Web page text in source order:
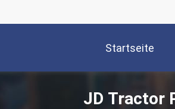
Startseite
JD Tractor